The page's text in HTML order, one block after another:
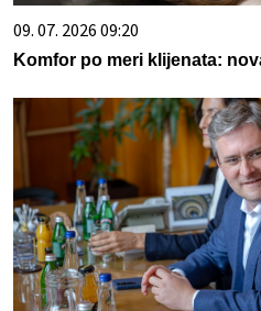
09. 07. 2026 09:20
Komfor po meri klijenata: